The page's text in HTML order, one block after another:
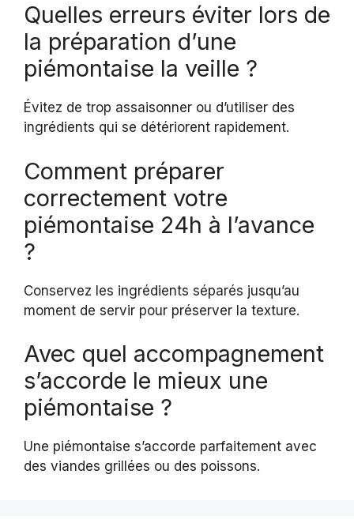
Quelles erreurs éviter lors de
la préparation d’une
piémontaise la veille ?
Évitez de trop assaisonner ou d’utiliser des
ingrédients qui se détériorent rapidement.
Comment préparer
correctement votre
piémontaise 24h à l’avance
?
Conservez les ingrédients séparés jusqu’au
moment de servir pour préserver la texture.
Avec quel accompagnement
s’accorde le mieux une
piémontaise ?
Une piémontaise s’accorde parfaitement avec
des viandes grillées ou des poissons.